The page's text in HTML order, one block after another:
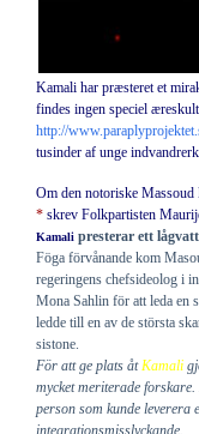
Kamali har præsteret et
findes ingen speciel
http://
tusinder af unge
Om den notoriske Massoud
* skrev Folkpartisten
Kamali presterar ett
Föga förvånande kom
regeringens chefsideolog i
Mona Sahlin för att leda en
ledde till en av de största
sistone.
För att ge plats åt Kamali
mycket meriterade
person som kunde leverera
integrationsmisslyckande.